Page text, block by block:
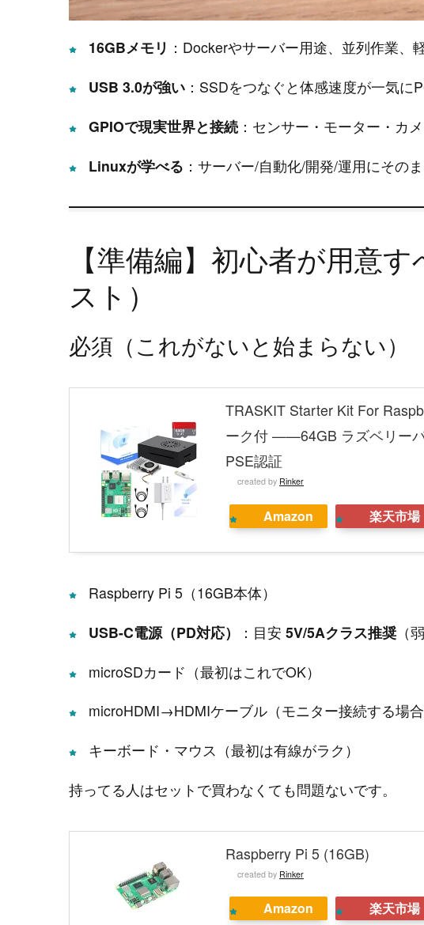
16GBメモリ ：Dockerやサーバー用途、並列作業、
USB 3.0が強い ：SSDをつなぐと体感速度が一気に
GPIOで現実世界と接続 ：センサー・モーター・カ
Linuxが学べる ：サーバー/自動化/開発/運用にその
【準備編】初心者が用意
スト）
必須（これがないと始まらない）
TRASKIT Starter Kit For
ーク付 ——64GB ラズベリーパ
PSE認証
created by Rinker
Amazon 楽天市場
Raspberry Pi 5（16GB本体）
USB-C電源（PD対応）
：目安 5V/5Aクラス推奨 （
microSDカード（最初はこれでOK）
microHDMI→HDMIケーブル（モニター接続する場合
キーボード・マウス（最初は有線がラク）
持ってる人はセットで買わなくても問題ないです。
Raspberry Pi 5 (16GB)
created by Rinker
Amazon 楽天市場